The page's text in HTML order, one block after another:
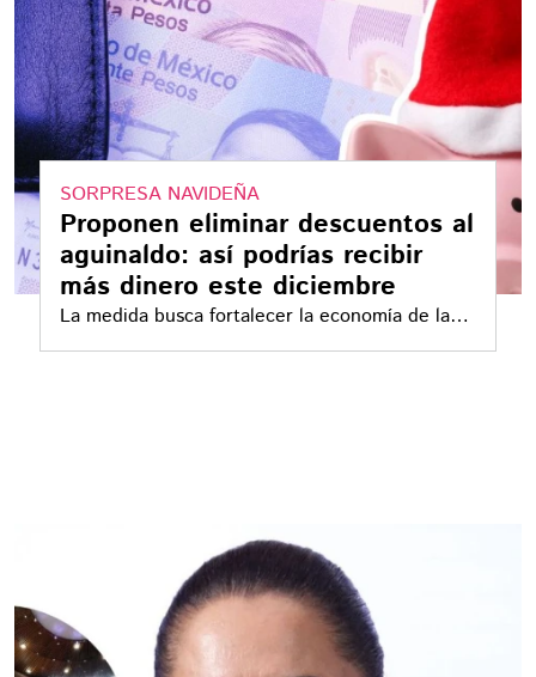
SORPRESA NAVIDEÑA
Proponen eliminar descuentos al
aguinaldo: así podrías recibir
más dinero este diciembre
La medida busca fortalecer la economía de las
familias mexicanas durante la temporada